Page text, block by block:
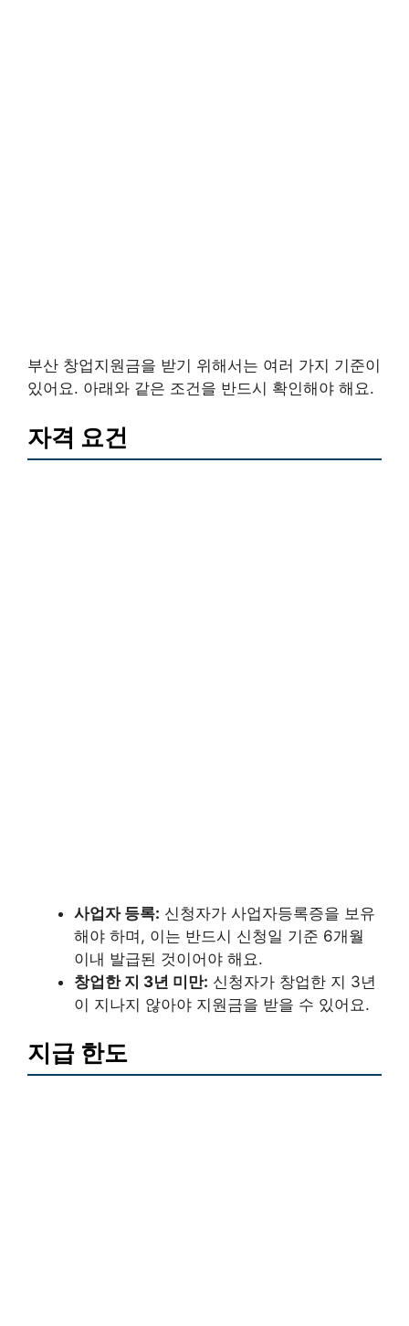
부산 창업지원금을 받기 위해서는 여러 가지 기준이
있어요. 아래와 같은 조건을 반드시 확인해야 해요.
자격 요건
사업자 등록: 신청자가 사업자등록증을 보유
해야 하며, 이는 반드시 신청일 기준 6개월
이내 발급된 것이어야 해요.
창업한 지 3년 미만: 신청자가 창업한 지 3년
이 지나지 않아야 지원금을 받을 수 있어요.
지급 한도